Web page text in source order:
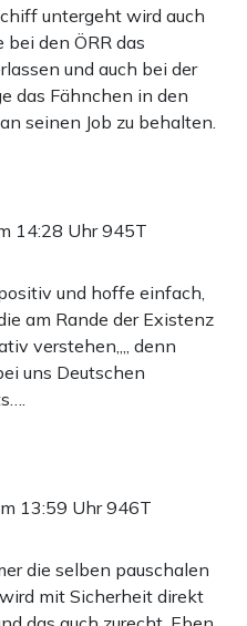
untergeht wird auch
bei den ÖRR das
und auch bei der
das Fähnchen in den
seinen Job zu behalten.
14:28 Uhr945T
und hoffe einfach,
am Rande der Existenz
verstehen,,,, denn
uns Deutschen
13:59 Uhr946T
die selben pauschalen
mit Sicherheit direkt